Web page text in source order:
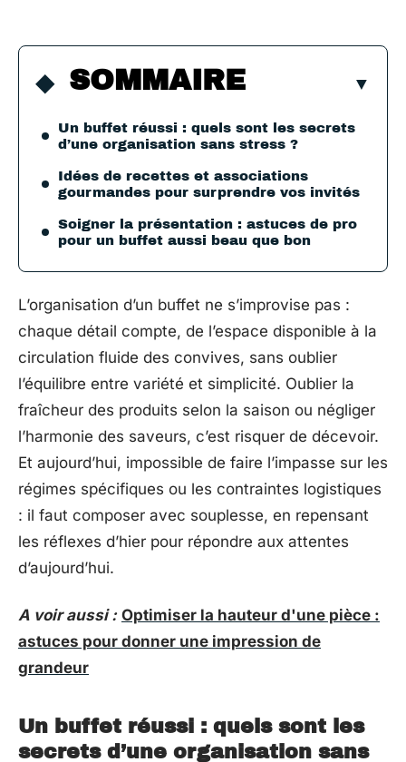
SOMMAIRE
Un buffet réussi : quels sont les secrets
d’une organisation sans stress ?
Idées de recettes et associations
gourmandes pour surprendre vos invités
Soigner la présentation : astuces de pro
pour un buffet aussi beau que bon
L’organisation d’un buffet ne s’improvise pas :
chaque détail compte, de l’espace disponible à la
circulation fluide des convives, sans oublier
l’équilibre entre variété et simplicité. Oublier la
fraîcheur des produits selon la saison ou négliger
l’harmonie des saveurs, c’est risquer de décevoir.
Et aujourd’hui, impossible de faire l’impasse sur les
régimes spécifiques ou les contraintes logistiques
: il faut composer avec souplesse, en repensant
les réflexes d’hier pour répondre aux attentes
d’aujourd’hui.
A voir aussi : Optimiser la hauteur d'une pièce :
astuces pour donner une impression de
grandeur
Un buffet réussi : quels sont les
secrets d’une organisation sans